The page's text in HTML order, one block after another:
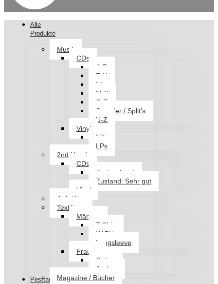
Alle
Produkte
Musik
CDs
A-D
E-H
I-L
M-P
Q-T
Sampler / Split’s
U-Z
Vinyl
EPs
LPs
2nd Hand
CDs
Zustand: gut
Zustand: Sehr gut
Vinyl
Aufnäher
Textilien
Männer
T-Shirt
KAPU
Longsleeve
Frauen
Girlies
Jacken
Magazine / Bücher
Pesttanz